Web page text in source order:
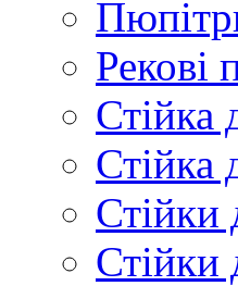
Рекові
Стійка
Стійка
Стійки
Стійки